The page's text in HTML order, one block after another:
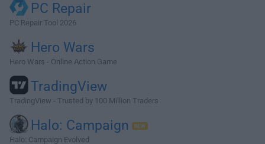
PC Repair
PC Repair Tool 2026
Hero Wars
Hero Wars - Online Action Game
TradingView
TradingView - Trusted by 100 Million Traders
Halo: Campaign
Halo: Campaign Evolved